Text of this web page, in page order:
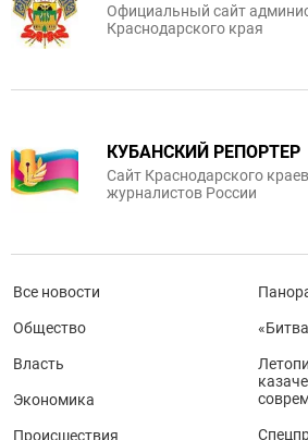
Официальный сайт
Краснодарского края
КУБАНСКИЙ РЕПОРТЕР
Сайт Краснодарского
журналистов России
Все новости
Общество
Власть
Экономика
Происшествия